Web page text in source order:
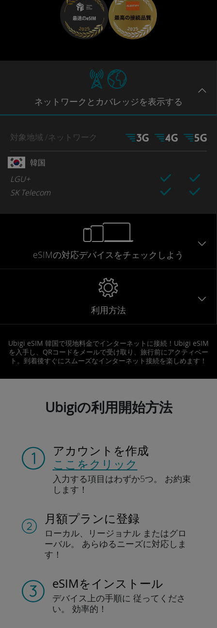
ネットワークとカバレッジを表示する
対象地域 /ネットワーク
韓国
LGU+
SK Telecom
eSIMの対応デバイスをチェックしよう
利用方法
Ubigi eSIM 韓国で現地料金でインターネットに接続！Ubigi eSIM
を入手し、QRコードをメールで受け取り、旅行前にアクティベー
ト。到着後すぐにスムーズなインターネット接続を楽しめます！
Ubigiの利用開始方法
アカウントを作成
ここをクリック
入力する項目はわずか5つ。
お約束
します！
月額プランに登録
ローカル、リージョナル またはグロ
ーバル。
あらゆるニーズに対応しま
す！
eSIMをインストール
デバイス上の手順に 従ってくださ
い。
効率的！